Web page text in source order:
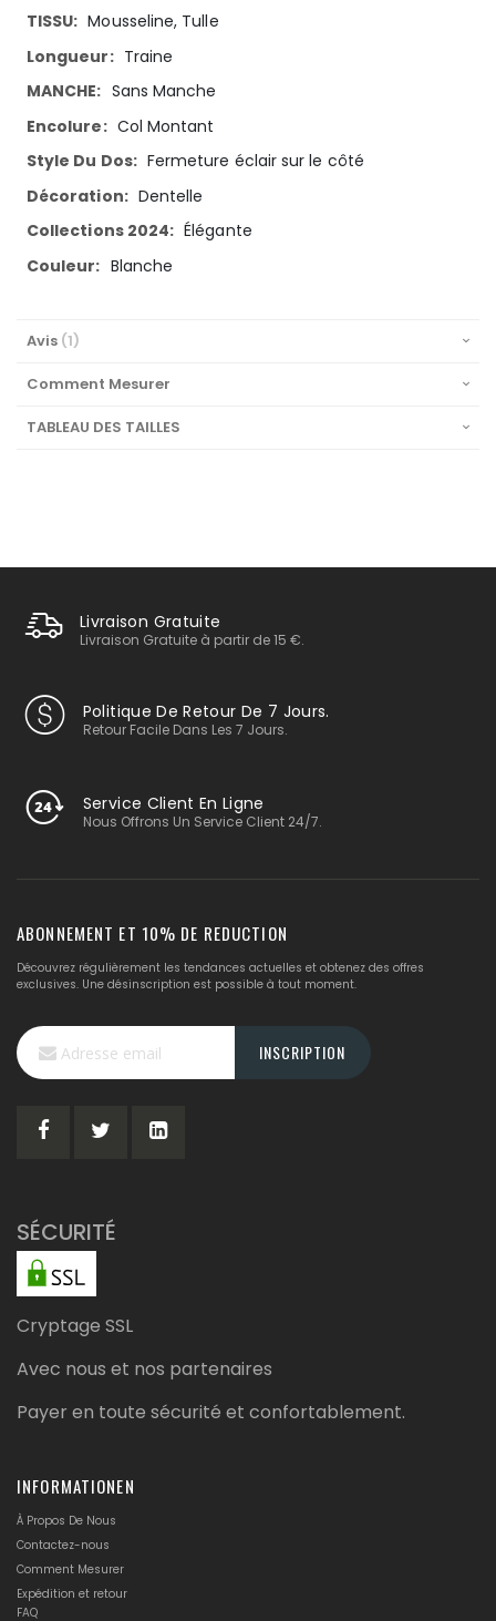
d’informationMousseline, Tulle
Traine
Sans Manche
Col Montant
Fermeture éclair sur le côté
Dentelle
Élégante
Blanche
Avis 1
Comment Mesurer
TABLEAU DES TAILLES
Livraison Gratuite
Livraison Gratuite à partir de 15 €.
Politique De Retour De 7 Jours.
Retour Facile Dans Les 7 Jours.
Service Client En Ligne
Nous Offrons Un Service Client 24/7.
ABONNEMENT ET 10% DE REDUCTION
Découvrez régulièrement les tendances actuelles et obtenez des offres
exclusives. Une désinscription est possible à tout moment.
Inscription
à
notre
lettre
INSCRIPTION
SÉCURITÉ
Cryptage SSL
Avec nous et nos partenaires
Payer en toute sécurité et confortablement.
INFORMATIONEN
À Propos De Nous
Contactez-nous
Comment Mesurer
Expédition et retour
FAQ